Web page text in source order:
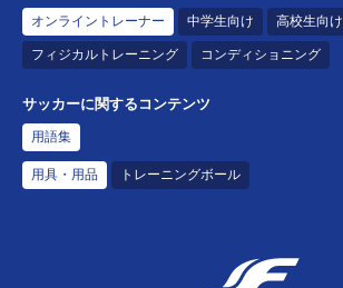
オンライントレーナー 中学生向け 高校生向け
フィジカルトレーニング コンディショニング
サッカーに関するコンテンツ
用語集
用具・用品 トレーニングボール